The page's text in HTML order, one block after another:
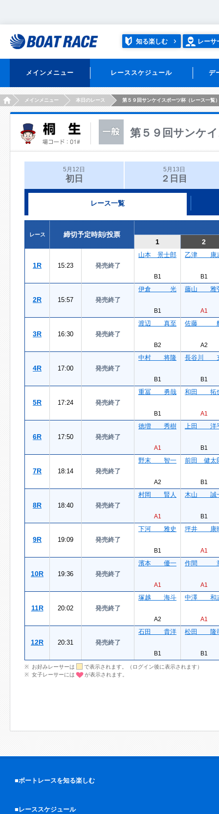
知る楽しむ レーサ
メインメニュー レーススケジュール デ
HOMEメインメニュー 本日のレース 第５９回サンケイスポーツ杯（レース一覧
第５９回サンケ
5月12日
初日
5月13日
２日目
レース一覧
レース
締切予定時刻/投票
1
2
1R 15:23 発売終了
山本 景士郎
B1
乙津 康
B1
2R 15:57 発売終了
伊倉 光
B1
藤山 雅
A1
3R 16:30 発売終了
渡辺 真至
B2
佐藤
A2
4R 17:00 発売終了
中村 将隆
B1
長谷川
B1
5R 17:24 発売終了
重冨 勇哉
B1
和田 拓
A1
6R 17:50 発売終了
徳増 秀樹
A1
上田 洋
B1
7R 18:14 発売終了
野末 智一
A2
前田 健太
B1
8R 18:40 発売終了
村岡 賢人
A1
木山 誠
B1
9R 19:09 発売終了
下河 雅史
B1
坪井 康
A1
10R 19:36 発売終了
濱本 優一
A1
作間
A1
11R 20:02 発売終了
塚越 海斗
A2
中澤 和
A1
12R 20:31 発売終了
石田 貴洋
B1
松田 隆
B1
お好みレーサーは
で表示されます。（ログイン後に表示されます）
女子レーサーには
が表示されます。
■ボートレースを知る楽しむ
■レーススケジュール